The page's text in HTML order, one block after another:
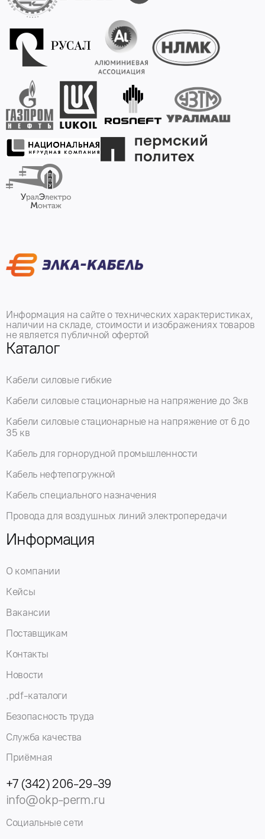
Информация на сайте о технических характеристиках,
наличии на складе, стоимости и изображениях товаров
не является публичной офертой
Каталог
Кабели силовые гибкие
Кабели силовые стационарные на напряжение до 3кв
Кабели силовые стационарные на напряжение от 6 до
35 кв
Кабель для горнорудной промышленности
Кабель нефтепогружной
Кабель специального назначения
Провода для воздушных линий электропередачи
Информация
О компании
Кейсы
Вакансии
Поставщикам
Контакты
Новости
.pdf-каталоги
Безопасность труда
Служба качества
Приёмная
+7 (342) 206-29-39
info@okp-perm.ru
Социальные сети